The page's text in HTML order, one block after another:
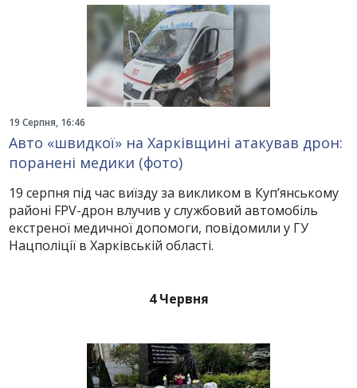
19 Серпня, 16:46
Авто «швидкої» на Харківщині атакував дрон:
поранені медики (фото)
19 серпня під час виїзду за викликом в Купʼянському
районі FPV-дрон влучив у службовий автомобіль
екстреної медичної допомоги, повідомили у ГУ
Нацполіції в Харківській області.
4 Червня